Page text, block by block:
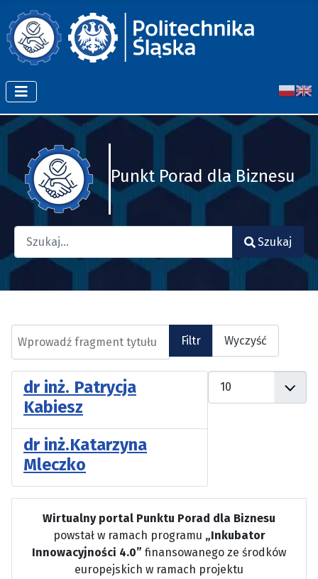
Punkt Porad dla Biznesu
Type 2 or more characters for
Szukaj
Filtr Wyczyść
dr inż. Patrycja
Kabiesz
dr inż.Katarzyna
Mleczko
Wirtualny portal Punktu Porad dla Biznesu
powstał w ramach programu „Inkubator
Innowacyjności 4.0” finansowanego ze środków
europejskich w ramach projektu